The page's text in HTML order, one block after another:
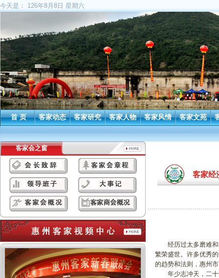
今天是： 126年8月8日 星期六
首 页 客家动态 客家研究 客家人物 客家风情 客家文苑
客家会之窗
客家经
经历过太多磨难和
繁荣盛世。许多优秀
的趋势和法则，惠州
年少志冲天，二十